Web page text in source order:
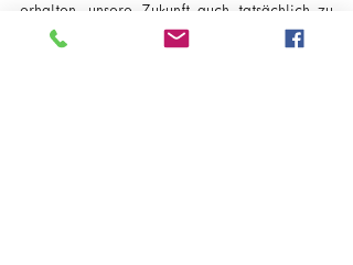
erhalten, unsere Zukunft auch tatsächlich zu
gestalten", so Franssen.